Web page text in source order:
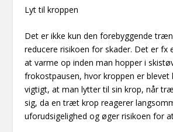
Lyt til kroppen
Det er ikke kun den forebyggende
reducere risikoen for skader. Det er fx
at varme op inden man hopper i
frokostpausen, hvor kroppen er blevet
vigtigt, at man lytter til sin krop, når
sig, da en træt krop reagerer
uforudsigelighed og øger risikoen for